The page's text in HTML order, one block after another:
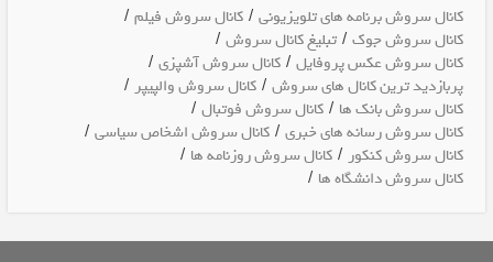
کانال سروش برنامه های تلویزیونی /کانال سروش فیلم /
کانال سروش جوک /تبلیغ کانال سروش /
کانال سروش عکس پروفایل /کانال سروش آشپزی /
پربازدید ترین کانال های سروش /کانال سروش والپیپر /
کانال سروش بانک ها /کانال سروش فوتبال /
کانال سروش رسانه های خبری /کانال سروش اشخاص سیاسی /
کانال سروش کنکور /کانال سروش روزنامه ها /
کانال سروش دانشگاه ها /